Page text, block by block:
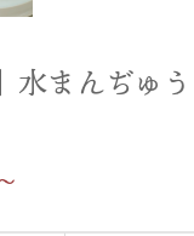
】水まんぢ